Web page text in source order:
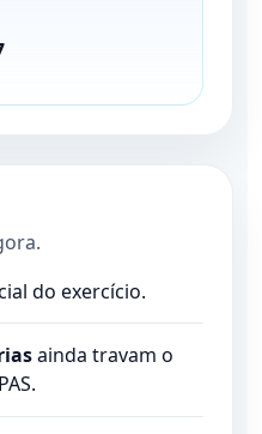
do exercício.
ainda travam o